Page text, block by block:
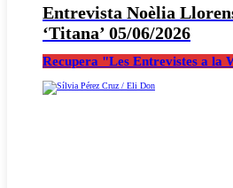
Entrevista Noèlia
‘Titana’ 05/06/2026
Recupera "Les Entrevistes a la